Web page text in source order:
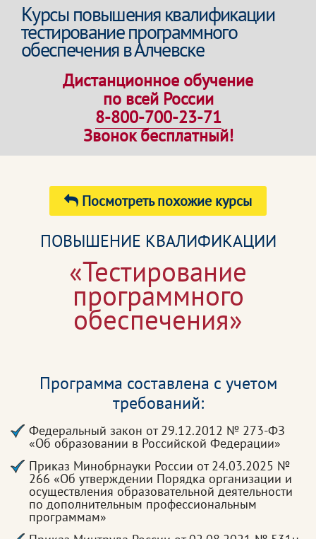
Курсы повышения квалификации
тестирование программного
обеспечения в Алчевске
Дистанционное обучение
по всей России
8-800-700-23-71
Звонок бесплатный!
Посмотреть похожие курсы
ПОВЫШЕНИЕ КВАЛИФИКАЦИИ
«Тестирование
программного
обеспечения»
Программа составлена с учетом
требований:
Федеральный закон от 29.12.2012 № 273-ФЗ
«Об образовании в Российской Федерации»
Приказ Минобрнауки России от 24.03.2025 №
266 «Об утверждении Порядка организации и
осуществления образовательной деятельности
по дополнительным профессиональным
программам»